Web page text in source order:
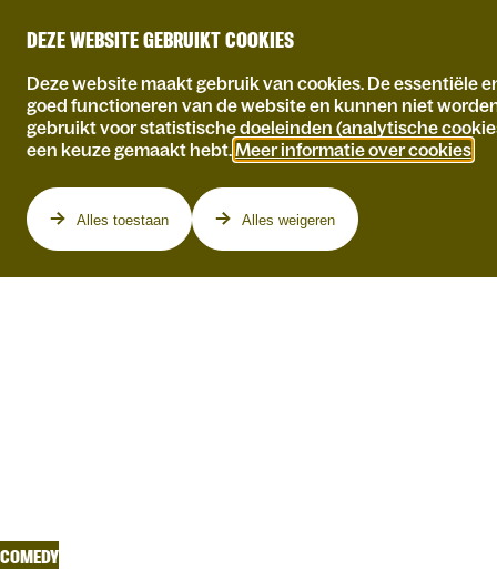
DEZE WEBSITE GEBRUIKT COOKIES
Deze website maakt gebruik van cookies. De essentiële
goed functioneren van de website en kunnen niet
gebruikt voor statistische doeleinden (analytische
een keuze gemaakt hebt. Meer informatie over cookies
Alles toestaan Alles weigeren
COMEDY